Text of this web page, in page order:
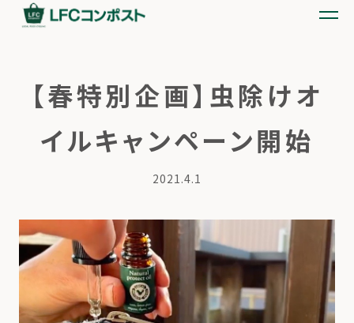
【春特別企画】虫除けオ
イルキャンペーン開始
2021.4.1